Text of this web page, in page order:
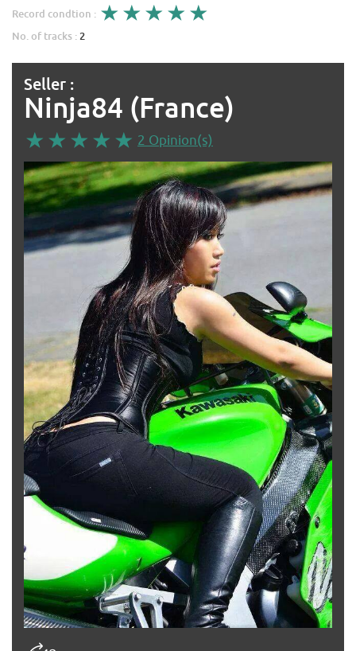
Record condtion :
No. of tracks : 2
Seller :
Ninja84 (France)
2 Opinion(s)